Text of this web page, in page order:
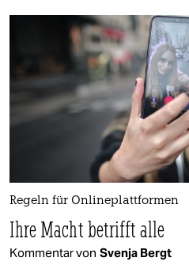
Regeln für Onlineplattformen
Ihre Macht betrifft alle
Kommentar von Svenja Bergt